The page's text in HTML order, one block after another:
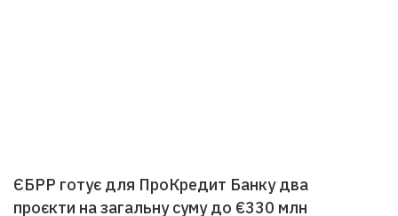
ЄБРР готує для ПроКредит Банку два
проєкти на загальну суму до €330 млн